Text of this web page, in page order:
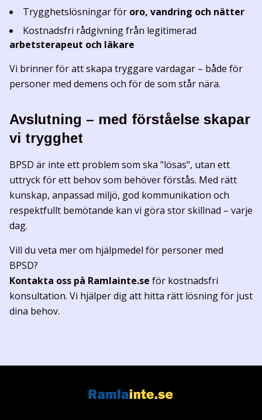
Trygghetslösningar för oro, vandring och nätter
Kostnadsfri rådgivning från legitimerad
arbetsterapeut och läkare
Vi brinner för att skapa tryggare vardagar – både för
personer med demens och för de som står nära.
Avslutning – med förståelse skapar
vi trygghet
BPSD är inte ett problem som ska "lösas", utan ett
uttryck för ett behov som behöver förstås. Med rätt
kunskap, anpassad miljö, god kommunikation och
respektfullt bemötande kan vi göra stor skillnad – varje
dag.
Vill du veta mer om hjälpmedel för personer med
BPSD?
Kontakta oss på Ramlainte.se för kostnadsfri
konsultation. Vi hjälper dig att hitta rätt lösning för just
dina behov.